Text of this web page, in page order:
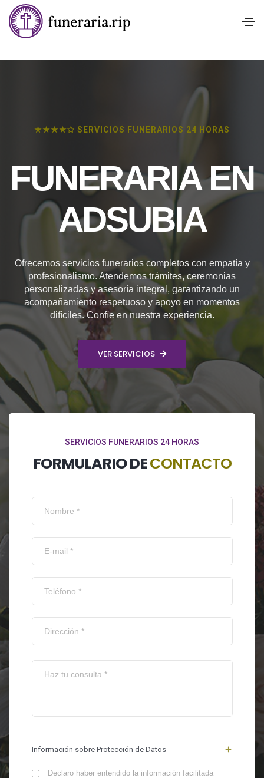
★★★★✩ SERVICIOS FUNERARIOS 24 HORAS
FUNERARIA EN
ADSUBIA
Ofrecemos servicios funerarios completos con empatía y
profesionalismo. Atendemos trámites, ceremonias
personalizadas y asesoría integral, garantizando un
acompañamiento respetuoso y apoyo en momentos
difíciles. Confíe en nuestra experiencia.
VER SERVICIOS
SERVICIOS FUNERARIOS 24 HORAS
FORMULARIO DECONTACTO
Información sobre Protección de Datos
Declaro haber entendido la información facilitada